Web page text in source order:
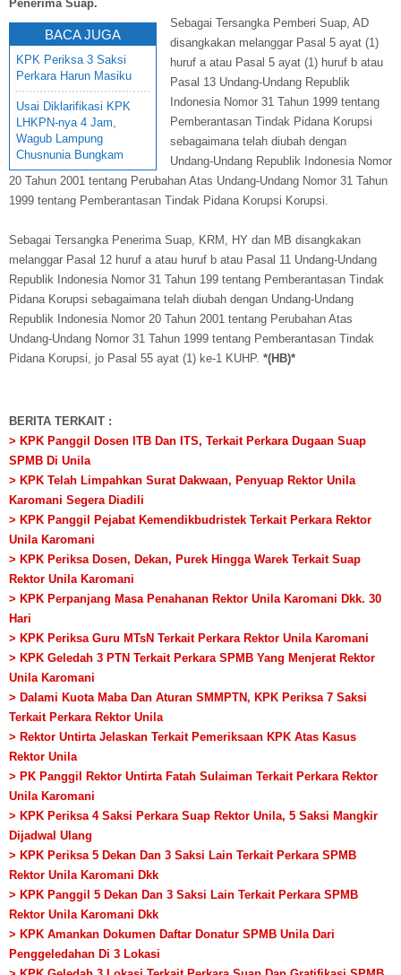
Penerima Suap.
BACA JUGA
KPK Periksa 3 Saksi
Perkara Harun Masiku
Usai Diklarifikasi KPK
LHKPN-nya 4 Jam,
Wagub Lampung
Chusnunia Bungkam
Sebagai Tersangka Pemberi Suap, AD
disangkakan melanggar Pasal 5 ayat (1)
huruf a atau Pasal 5 ayat (1) huruf b atau
Pasal 13 Undang-Undang Republik
Indonesia Nomor 31 Tahun 1999 tentang
Pemberantasan Tindak Pidana Korupsi
sebagaimana telah diubah dengan
Undang-Undang Republik Indonesia Nomor
20 Tahun 2001 tentang Perubahan Atas Undang-Undang Nomor 31 Tahun
1999 tentang Pemberantasan Tindak Pidana Korupsi Korupsi.
Sebagai Tersangka Penerima Suap, KRM, HY dan MB disangkakan
melanggar Pasal 12 huruf a atau huruf b atau Pasal 11 Undang-Undang
Republik Indonesia Nomor 31 Tahun 199 tentang Pemberantasan Tindak
Pidana Korupsi sebagaimana telah diubah dengan Undang-Undang
Republik Indonesia Nomor 20 Tahun 2001 tentang Perubahan Atas
Undang-Undang Nomor 31 Tahun 1999 tentang Pemberantasan Tindak
Pidana Korupsi, jo Pasal 55 ayat (1) ke-1 KUHP. *(HB)*
BERITA TERKAIT :
> KPK Panggil Dosen ITB Dan ITS, Terkait Perkara Dugaan Suap
SPMB Di Unila
> KPK Telah Limpahkan Surat Dakwaan, Penyuap Rektor Unila
Karomani Segera Diadili
> KPK Panggil Pejabat Kemendikbudristek Terkait Perkara Rektor
Unila Karomani
> KPK Periksa Dosen, Dekan, Purek Hingga Warek Terkait Suap
Rektor Unila Karomani
> KPK Perpanjang Masa Penahanan Rektor Unila Karomani Dkk. 30
Hari
> KPK Periksa Guru MTsN Terkait Perkara Rektor Unila Karomani
> KPK Geledah 3 PTN Terkait Perkara SPMB Yang Menjerat Rektor
Unila Karomani
> Dalami Kuota Maba Dan Aturan SMMPTN, KPK Periksa 7 Saksi
Terkait Perkara Rektor Unila
> Rektor Untirta Jelaskan Terkait Pemeriksaan KPK Atas Kasus
Rektor Unila
> PK Panggil Rektor Untirta Fatah Sulaiman Terkait Perkara Rektor
Unila Karomani
> KPK Periksa 4 Saksi Perkara Suap Rektor Unila, 5 Saksi Mangkir
Dijadwal Ulang
> KPK Periksa 5 Dekan Dan 3 Saksi Lain Terkait Perkara SPMB
Rektor Unila Karomani Dkk
> KPK Panggil 5 Dekan Dan 3 Saksi Lain Terkait Perkara SPMB
Rektor Unila Karomani Dkk
> KPK Amankan Dokumen Daftar Donatur SPMB Unila Dari
Penggeledahan Di 3 Lokasi